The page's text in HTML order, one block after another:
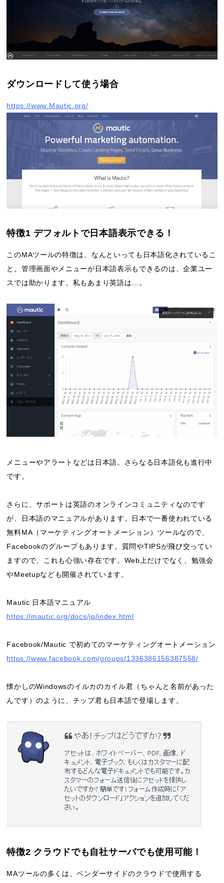
ダウンロードして使う場合
https://www.Mautic.org/
特徴1 デフォルトで日本語表示できる！
このMAツールの特徴は、なんといっても日本語化されているこ
と。管理画面やメニューが日本語表示もできるのは、企業ユー
スでは助かります。私もあまり英語は…。
メニューやアラートなどは日本語。さらなる日本語化も進行中
です。
さらに、サポートは英語のオンラインコミュニティなのです
が、日本語のマニュアルがあります。日本で一番使われている
無料MA（マーケティングオートメーション）ツールなので、
Facebookのグループもあります。質問やTIPSが飛び交ってい
ますので、これも心強い存在です。Web上だけでなく、勉強会
やMeetupなども開催されています。
Mautic 日本語マニュアル
https://mautic.org/docs/jp/index.html
Facebook/Mautic で初めてのマーケティングオートメーション
https://www.facebook.com/groups/1336386156387558/
懐かしのWindowsのイルカのカイル君（ちゃんと名前があった
んです）のように、チップ君も日本語で登場します。
特徴2 クラウドでも自社サーバでも使用可能！
MAツールの多くは、ベンダーサイドのクラウドで使用する